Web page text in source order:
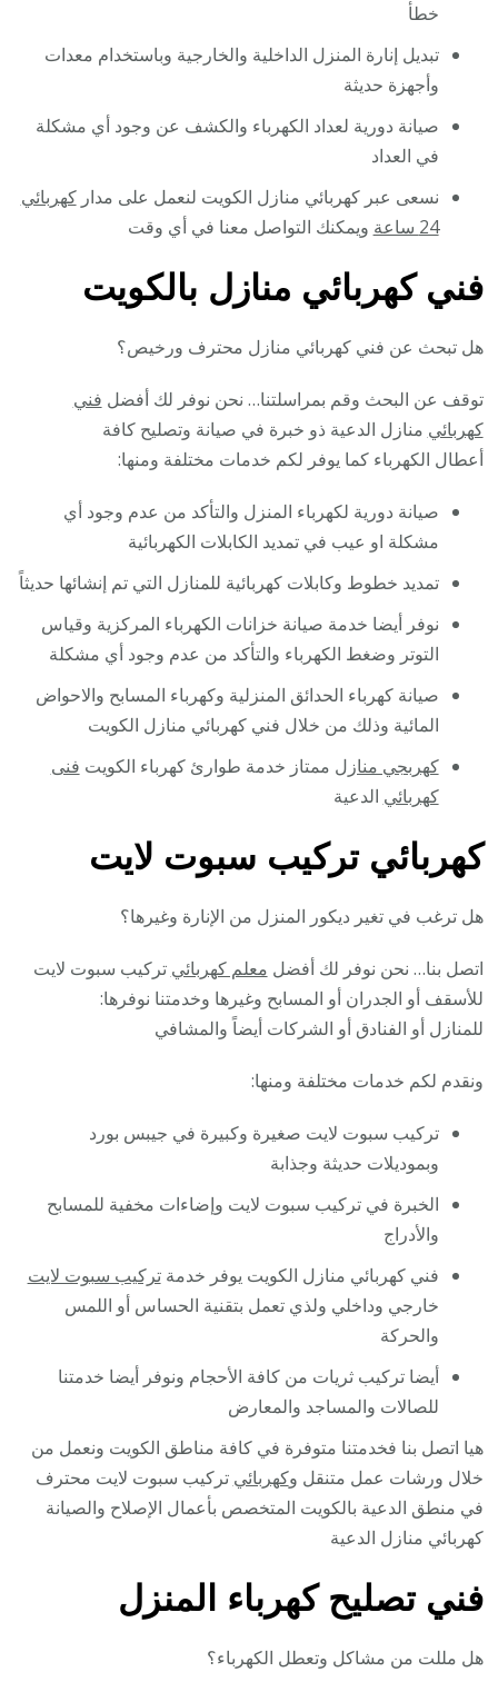
خطأ
تبديل إنارة المنزل الداخلية والخارجية وباستخدام معدات
وأجهزة حديثة
صيانة دورية لعداد الكهرباء والكشف عن وجود أي مشكلة
في العداد
نسعى عبر كهربائي منازل الكويت لنعمل على مداركهربائي
24 ساعة
ويمكنك التواصل معنا في أي وقت
فني كهربائي منازل بالكويت
هل تبحث عن فني كهربائي منازل محترف ورخيص؟
توقف عن البحث وقم بمراسلتنا… نحن نوفر لك أفضل فني
كهربائي منازل الدعية ذو خبرة في صيانة وتصليح كافة
أعطال الكهرباء كما يوفر لكم خدمات مختلفة ومنها:
صيانة دورية لكهرباء المنزل والتأكد من عدم وجود أي
مشكلة او عيب في تمديد الكابلات الكهربائية
تمديد خطوط وكابلات كهربائية للمنازل التي تم إنشائها حديثاً
نوفر أيضا خدمة صيانة خزانات الكهرباء المركزية وقياس
التوتر وضغط الكهرباء والتأكد من عدم وجود أي مشكلة
صيانة كهرباء الحدائق المنزلية وكهرباء المسابح والاحواض
المائية وذلك من خلال فني كهربائي منازل الكويت
كهربجي منازل ممتاز خدمة طوارئ كهرباء الكويت فنى
كهربائي الدعية
كهربائي تركيب سبوت لايت
هل ترغب في تغير ديكور المنزل من الإنارة وغيرها؟
اتصل بنا… نحن نوفر لك أفضل معلم كهربائي تركيب سبوت لايت
للأسقف أو الجدران أو المسابح وغيرها وخدمتنا نوفرها:
للمنازل أو الفنادق أو الشركات أيضاً والمشافي
ونقدم لكم خدمات مختلفة ومنها:
تركيب سبوت لايت صغيرة وكبيرة في جيبس بورد
وبموديلات حديثة وجذابة
الخبرة في تركيب سبوت لايت وإضاءات مخفية للمسابح
والأدراج
فني كهربائي منازل الكويت يوفر خدمةتركيب سبوت لايت
خارجي وداخلي ولذي تعمل بتقنية الحساس أو اللمس
والحركة
أيضا تركيب ثريات من كافة الأحجام ونوفر أيضا خدمتنا
للصالات والمساجد والمعارض
هيا اتصل بنا فخدمتنا متوفرة في كافة مناطق الكويت ونعمل من
خلال ورشات عمل متنقل وكهربائي تركيب سبوت لايت محترف
في منطق الدعية بالكويت المتخصص بأعمال الإصلاح والصيانة
كهربائي منازل الدعية
فني تصليح كهرباء المنزل
هل مللت من مشاكل وتعطل الكهرباء؟